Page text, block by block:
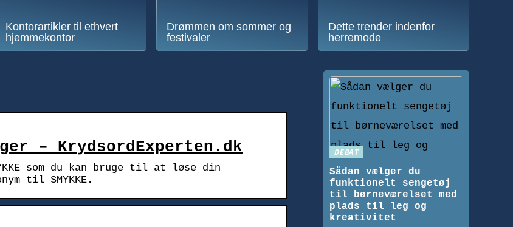
Kontorartikler til ethvert
hjemmekontor
Drømmen om sommer og
festivaler
Dette trender indenfor
herremode
– KrydsordExperten.dk
som du kan bruge til at løse din
til SMYKKE.
DEBAT
Sådan vælger du
funktionelt sengetøj
til børneværelset med
plads til leg og
kreativitet